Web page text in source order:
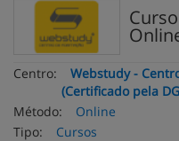
Centro:
Webstudy -
(Certificado pela
Método:
Online
Tipo:
Cursos